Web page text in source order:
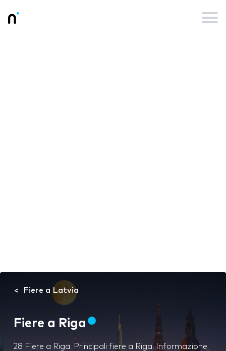
Fiere a Latvia
Fiere a Riga
28 Fiere a Riga. Principali fiere a Riga. Informazione